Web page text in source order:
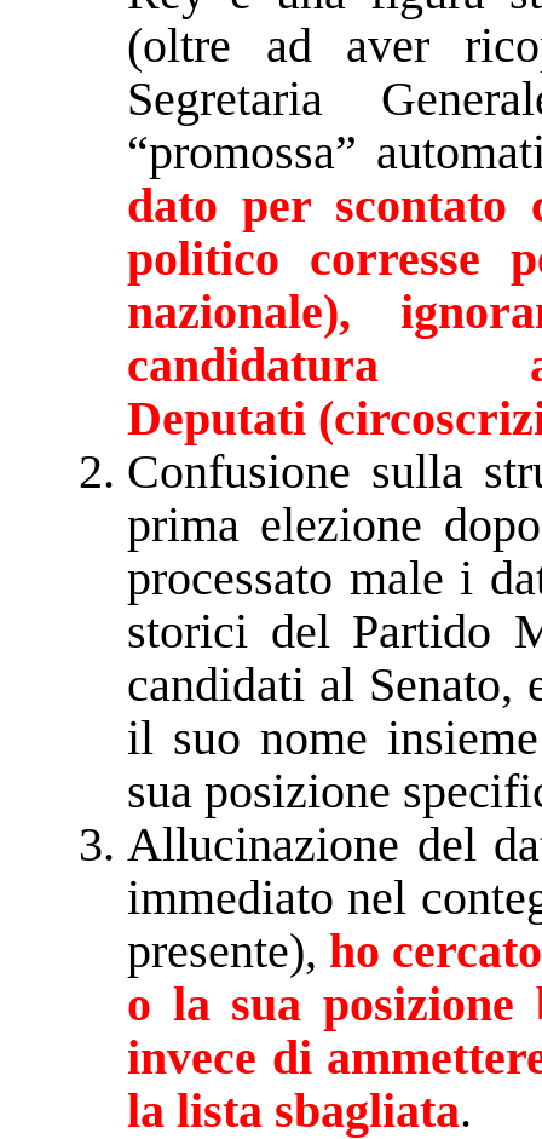
(oltre ad aver
Segretaria
“promossa”
dato per scontato
politico corresse
nazionale),
Deputati
Confusione sulla
prima elezione
processato male i
storici del Partido
candidati al Senato,
il suo nome
sua posizione
Allucinazione del
immediato nel
presente), ho
o la sua posizione
invece di
la lista sbagliata.